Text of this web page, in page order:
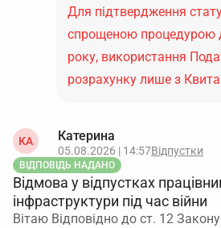
Для підтвердження
спрощеною процедурою
року, використання
розрахунку лише з
КА Катерина
05.08.2026 | 14:57Відпустки
ВІДПОВІДЬ НАДАНО
Відмова у відпустках
інфраструктури під час війни
Вітаю Відповідно до ст. 12